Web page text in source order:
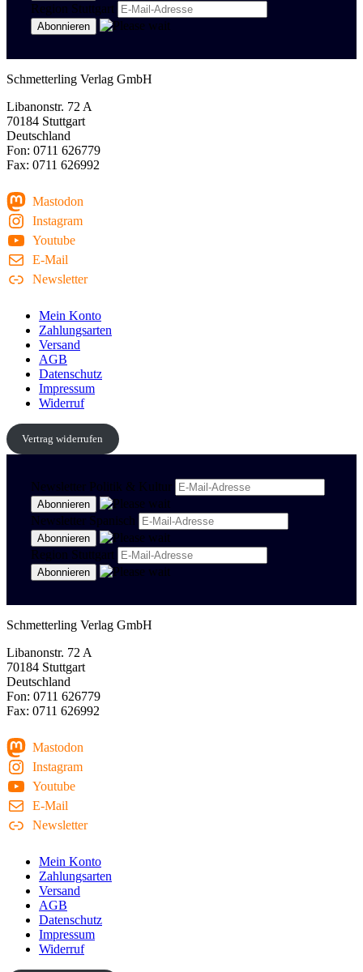
Region Stuttgart
Schmetterling Verlag GmbH
Libanonstr. 72 A
70184 Stuttgart
Deutschland
Fon: 0711 626779
Fax: 0711 626992
Mastodon
Instagram
Youtube
E-Mail
Newsletter
Mein Konto
Zahlungsarten
Versand
AGB
Datenschutz
Impressum
Widerruf
Vertrag widerrufen
Newsletter Politik & Kultur
Newsletter Spanisch
Region Stuttgart
Schmetterling Verlag GmbH
Libanonstr. 72 A
70184 Stuttgart
Deutschland
Fon: 0711 626779
Fax: 0711 626992
Mastodon
Instagram
Youtube
E-Mail
Newsletter
Mein Konto
Zahlungsarten
Versand
AGB
Datenschutz
Impressum
Widerruf